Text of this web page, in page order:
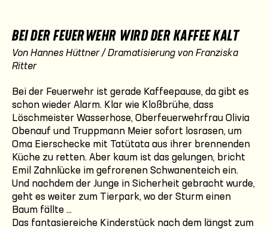
BEI DER FEUERWEHR WIRD DER KAFFEE KALT
Von Hannes Hüttner / Dramatisierung von Franziska
Ritter
Bei der Feuerwehr ist gerade Kaffeepause, da gibt es
schon wieder Alarm. Klar wie Kloßbrühe, dass
Löschmeister Wasserhose, Oberfeuerwehrfrau Olivia
Obenauf und Truppmann Meier sofort losrasen, um
Oma Eierschecke mit Tatütata aus ihrer brennenden
Küche zu retten. Aber kaum ist das gelungen, bricht
Emil Zahnlücke im gefrorenen Schwanenteich ein.
Und nachdem der Junge in Sicherheit gebracht wurde,
geht es weiter zum Tierpark, wo der Sturm einen
Baum fällte ...
Das fantasiereiche Kinderstück nach dem längst zum